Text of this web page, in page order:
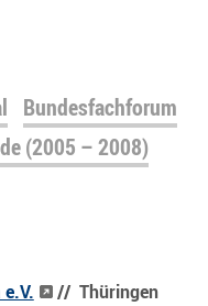
Bundesfachforum
(2005 – 2008)
// Thüringen